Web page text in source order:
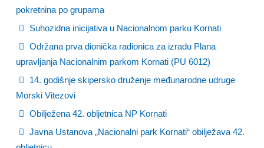
pokretnina po grupama
Suhozidna inicijativa u Nacionalnom parku Kornati
Održana prva dionička radionica za izradu Plana
upravljanja Nacionalnim parkom Kornati (PU 6012)
14. godišnje skipersko druženje međunarodne udruge
Morski Vitezovi
Obilježena 42. obljetnica NP Kornati
Javna Ustanova „Nacionalni park Kornati“ obilježava 42.